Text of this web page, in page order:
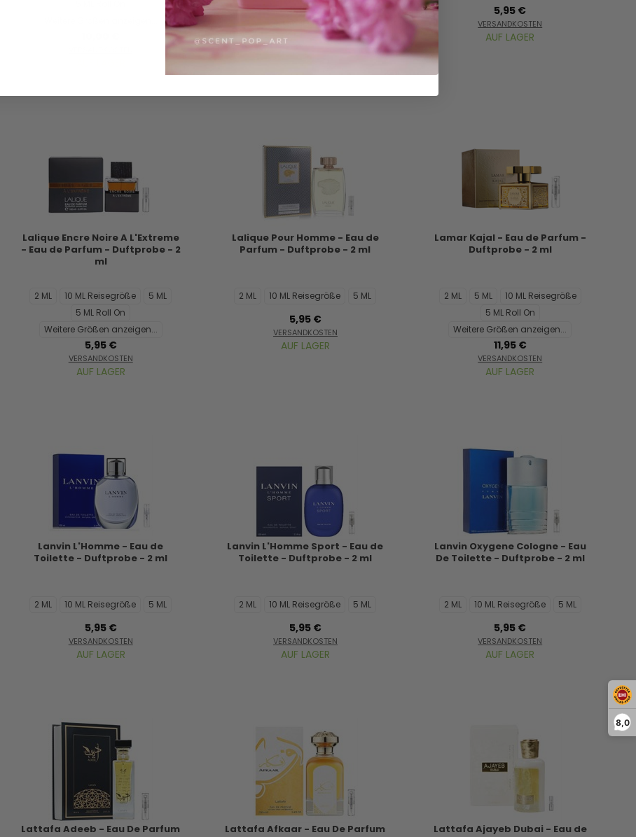
8,0
8,95 €
VERSANDKOSTEN
AUF LAGER
5,95 €
VERSANDKOSTEN
AUF LAGER
Lalique Encre Noire A L'Extreme
- Eau de Parfum - Duftprobe - 2
ml
2 ML 10 ML Reisegröße
5 ML
5 ML Roll On
Weitere Größen anzeigen...
5,95 €
VERSANDKOSTEN
AUF LAGER
Lalique Pour Homme - Eau de
Parfum - Duftprobe - 2 ml
2 ML 10 ML Reisegröße 5 ML
5,95 €
VERSANDKOSTEN
AUF LAGER
Lamar Kajal - Eau de Parfum -
Duftprobe - 2 ml
2 ML 5 ML
10 ML Reisegröße
5 ML Roll On
Weitere Größen anzeigen...
11,95 €
VERSANDKOSTEN
AUF LAGER
Lanvin L'Homme - Eau de
Toilette - Duftprobe - 2 ml
2 ML 10 ML Reisegröße 5 ML
5,95 €
VERSANDKOSTEN
AUF LAGER
Lanvin L'Homme Sport - Eau de
Toilette - Duftprobe - 2 ml
2 ML 10 ML Reisegröße 5 ML
5,95 €
VERSANDKOSTEN
AUF LAGER
Lanvin Oxygene Cologne - Eau
De Toilette - Duftprobe - 2 ml
2 ML 10 ML Reisegröße 5 ML
5,95 €
VERSANDKOSTEN
AUF LAGER
Lattafa Adeeb - Eau De Parfum
Lattafa Afkaar - Eau De Parfum
Lattafa Ajayeb Dubai - Eau de